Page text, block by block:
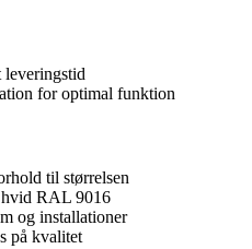
leveringstid
for optimal funktion
til størrelsen
hvid RAL 9016
og installationer
på kvalitet